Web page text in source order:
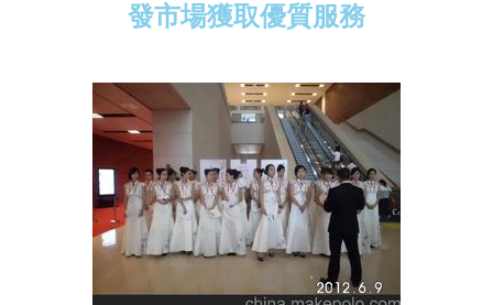
發市場獲取優質服務